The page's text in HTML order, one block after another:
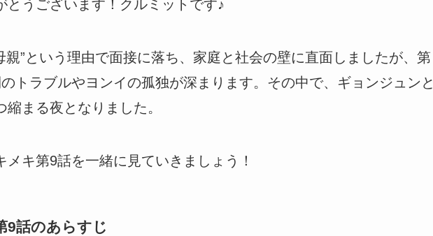
とうございます！クルミットです♪
親”という理由で面接に落ち、家庭と社会の壁に直面しましたが、第
トラブルやヨンイの孤独が深まります。その中で、ギョンジュン
まる夜となりました。
メキ第9話を一緒に見ていきましょう！
9話のあらすじ